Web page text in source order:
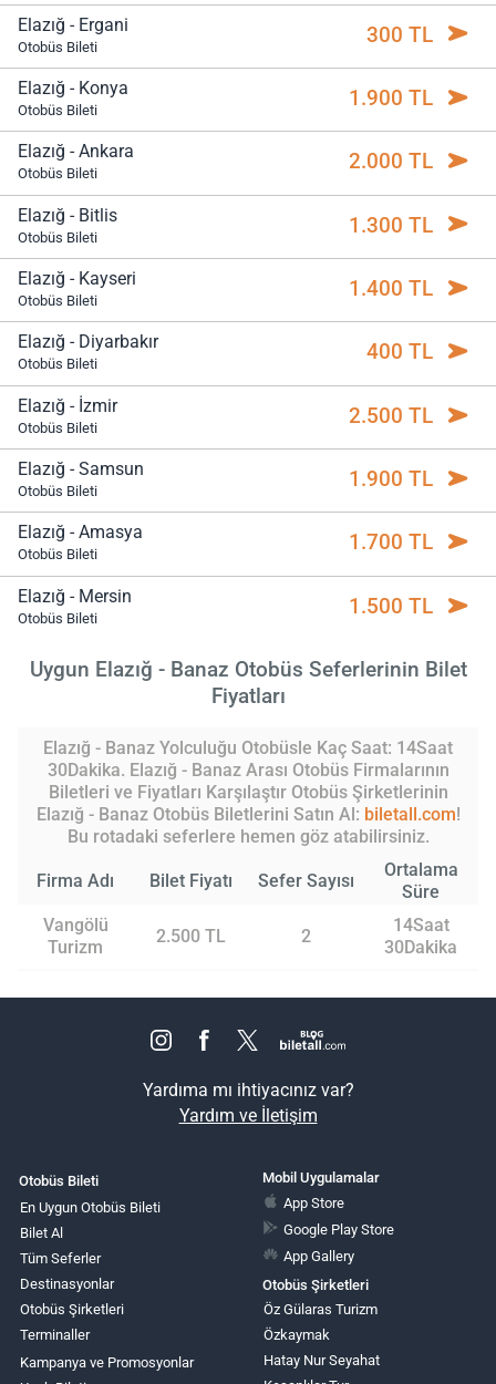
Elazığ - Ergani
Otobüs Bileti 300 TL
Elazığ - Konya
Otobüs Bileti 1.900 TL
Elazığ - Ankara
Otobüs Bileti 2.000 TL
Elazığ - Bitlis
Otobüs Bileti 1.300 TL
Elazığ - Kayseri
Otobüs Bileti 1.400 TL
Elazığ - Diyarbakır
Otobüs Bileti 400 TL
Elazığ - İzmir
Otobüs Bileti 2.500 TL
Elazığ - Samsun
Otobüs Bileti 1.900 TL
Elazığ - Amasya
Otobüs Bileti 1.700 TL
Elazığ - Mersin
Otobüs Bileti 1.500 TL
Uygun Elazığ - Banaz Otobüs Seferlerinin Bilet
Fiyatları
Elazığ - Banaz Yolculuğu Otobüsle Kaç Saat: 14Saat
30Dakika. Elazığ - Banaz Arası Otobüs Firmalarının
Biletleri ve Fiyatları Karşılaştır Otobüs Şirketlerinin
Elazığ - Banaz Otobüs Biletlerini Satın Al: biletall.com!
Bu rotadaki seferlere hemen göz atabilirsiniz.
Firma Adı Bilet Fiyatı Sefer Sayısı
Ortalama
Süre
Vangölü
Turizm
2.500 TL 2
14Saat
30Dakika
Yardıma mı ihtiyacınız var?
Yardım ve İletişim
Otobüs Bileti
En Uygun Otobüs Bileti
Bilet Al
Tüm Seferler
Destinasyonlar
Otobüs Şirketleri
Terminaller
Kampanya ve Promosyonlar
Mobil Uygulamalar
App Store
Google Play Store
App Gallery
Otobüs Şirketleri
Öz Gülaras Turizm
Özkaymak
Hatay Nur Seyahat